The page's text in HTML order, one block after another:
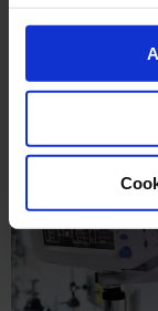
centrifugeuses.
ECME :